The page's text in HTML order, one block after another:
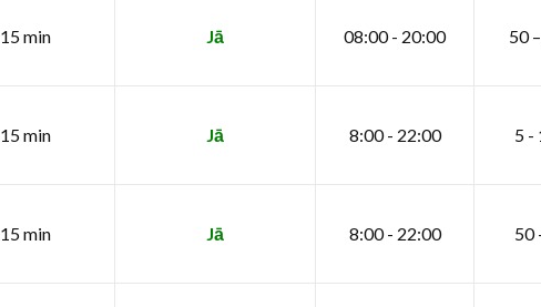
15 min Jā 08:00 - 20:00 50
15 min Jā 8:00 - 22:00 5 -
15 min Jā 8:00 - 22:00 50